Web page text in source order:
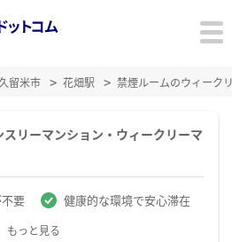
留米市 花畑駅 禁煙ルームのウィーク
リーマンション・ウィークリーマ
要 健康的な環境で安心滞在
もっと見る